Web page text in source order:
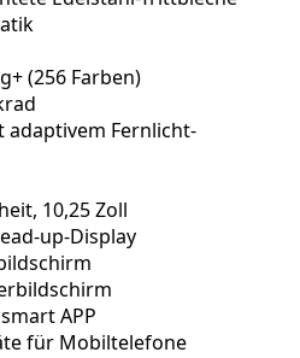
(256 Farben)
adaptivem Fernlicht-
10,25 Zoll
up-Display
APP
für Mobiltelefone